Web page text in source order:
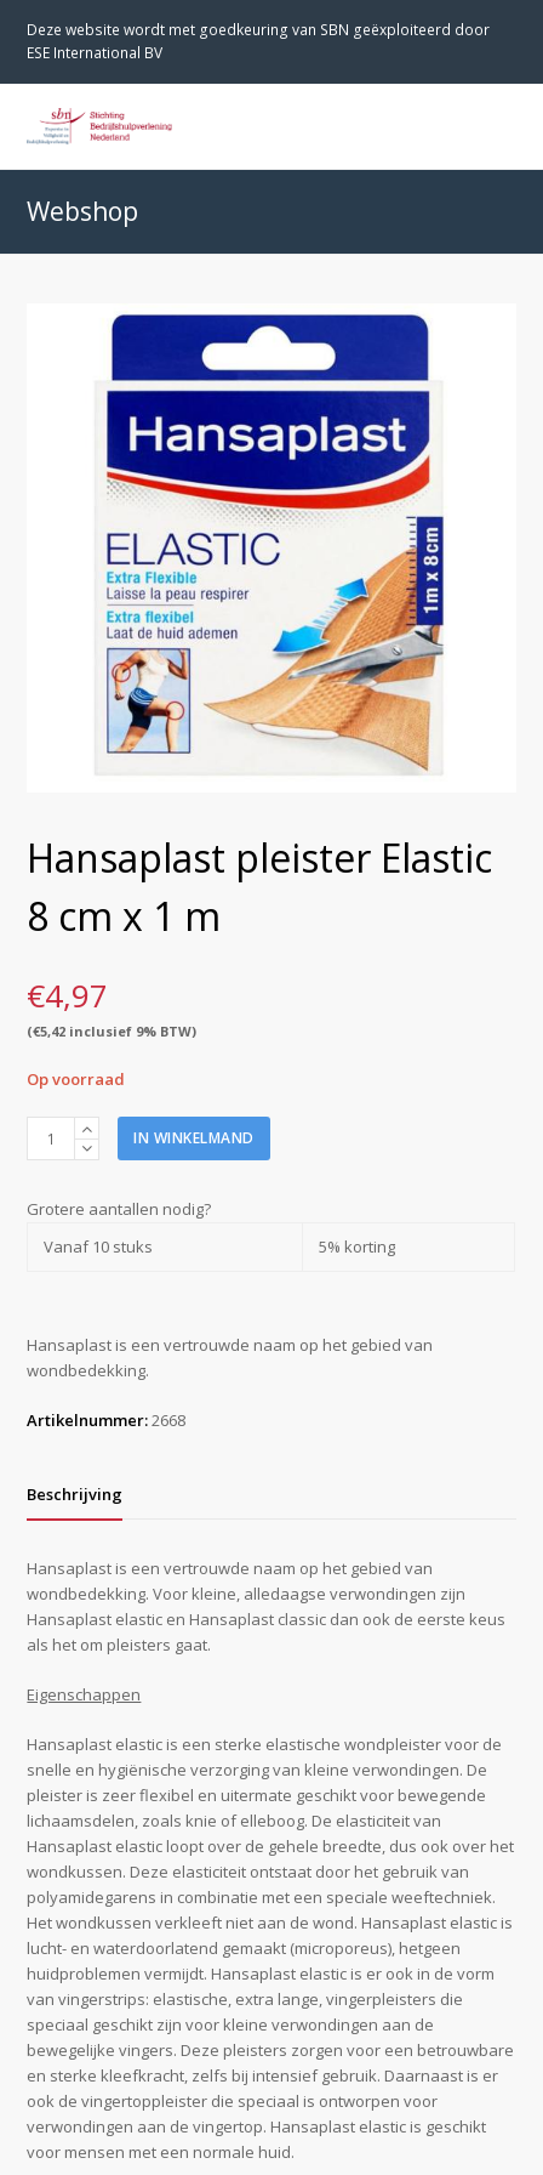
Deze website wordt met goedkeuring van SBN geëxploiteerd door
ESE International BV
Webshop
Hansaplast pleister Elastic
8 cm x 1 m
€4,97
(€5,42 inclusief 9% BTW)
Op voorraad
Hansaplast
pleister
8
IN WINKELMAND
Grotere aantallen nodig?
Vanaf 10 stuks
5% korting
Hansaplast is een vertrouwde naam op het gebied van
wondbedekking.
Artikelnummer:2668
Beschrijving
Hansaplast is een vertrouwde naam op het gebied van
wondbedekking. Voor kleine, alledaagse verwondingen zijn
Hansaplast elastic en Hansaplast classic dan ook de eerste keus
als het om pleisters gaat.
Eigenschappen
Hansaplast elastic is een sterke elastische wondpleister voor de
snelle en hygiënische verzorging van kleine verwondingen. De
pleister is zeer flexibel en uitermate geschikt voor bewegende
lichaamsdelen, zoals knie of elleboog. De elasticiteit van
Hansaplast elastic loopt over de gehele breedte, dus ook over het
wondkussen. Deze elasticiteit ontstaat door het gebruik van
polyamidegarens in combinatie met een speciale weeftechniek.
Het wondkussen verkleeft niet aan de wond. Hansaplast elastic is
lucht- en waterdoorlatend gemaakt (microporeus), hetgeen
huidproblemen vermijdt. Hansaplast elastic is er ook in de vorm
van vingerstrips: elastische, extra lange, vingerpleisters die
speciaal geschikt zijn voor kleine verwondingen aan de
bewegelijke vingers. Deze pleisters zorgen voor een betrouwbare
en sterke kleefkracht, zelfs bij intensief gebruik. Daarnaast is er
ook de vingertoppleister die speciaal is ontworpen voor
verwondingen aan de vingertop. Hansaplast elastic is geschikt
voor mensen met een normale huid.